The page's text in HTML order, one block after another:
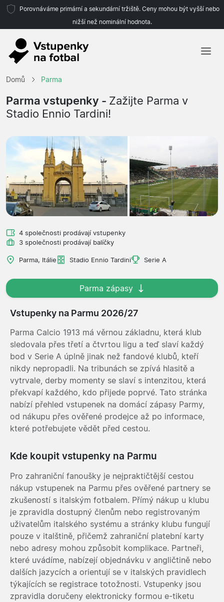
Porovnáváme primární a sekundární tržiště. Ceny mohou být vyšší nebo
nižší než nominální hodnota.
Týmy
Ligy
Domů Parma
Parma vstupenky - Zažijte Parma v
Stadio Ennio Tardini!
4 společnosti prodávají vstupenky
3 společnosti prodávají balíčky
Parma, Itálie Stadio Ennio Tardini Serie A
Parma zápasy
Vstupenky na Parmu 2026/27
Parma Calcio 1913 má věrnou základnu, která klub
sledovala přes třetí a čtvrtou ligu a teď slaví každý
bod v Serie A úplně jinak než fandové klubů, kteří
nikdy nepropadli. Na tribunách se zpívá hlasitě a
vytrvale, derby momenty se slaví s intenzitou, která
překvapí každého, kdo přijede poprvé. Tato stránka
nabízí přehled vstupenek na domácí zápasy Parmy,
od nákupu přes ověřené prodejce až po informace,
které potřebujete vědět před cestou.
Kde koupit vstupenky na Parmu
Pro zahraniční fanoušky je nejpraktičtější cestou
nákup vstupenek na Parmu přes ověřené partnery se
zkušeností s italským fotbalem. Přímý nákup u klubu
je zpravidla dostupný členům nebo registrovaným
uživatelům italského systému a stránky klubu fungují
pouze v italštině, přičemž zahraniční platební karty
nebo adresy mohou způsobit komplikace. Partneři,
které uvádíme, nabízejí objednávku v angličtině nebo
dalších jazycích a orientují se v italských pravidlech
týkajících se registrace totožnosti. Vstupenky jsou
zpravidla doručeny elektronicky formou e-tiketu